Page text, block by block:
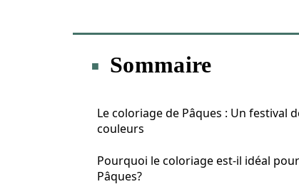
Sommaire
Le coloriage de Pâques : Un festival
couleurs
Pourquoi le coloriage est-il idéal pour
Pâques?